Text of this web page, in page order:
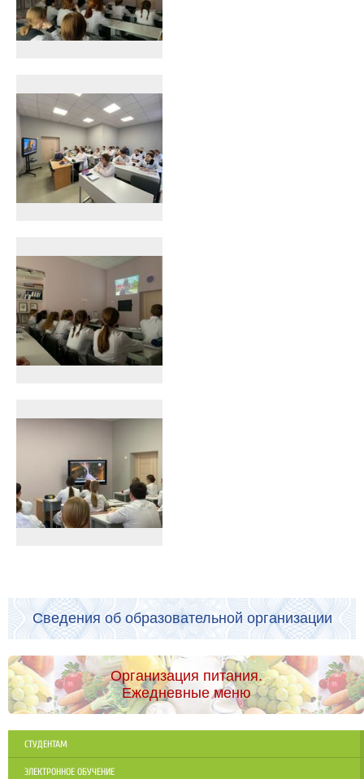
Сведения об образовательной организации
Организация питания.
Ежедневные меню
СТУДЕНТАМ
ЭЛЕКТРОННОЕ ОБУЧЕНИЕ